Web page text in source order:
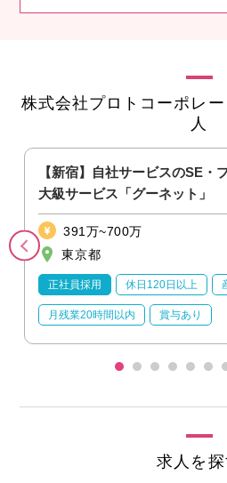
株式会社プロトコーポレ
人
【新宿】自社サービスのSE・
大級サービス「グーネット」
391万~700万
東京都
正社員採用 休日120日以上
月残業20時間以内 賞与あり
求人を探